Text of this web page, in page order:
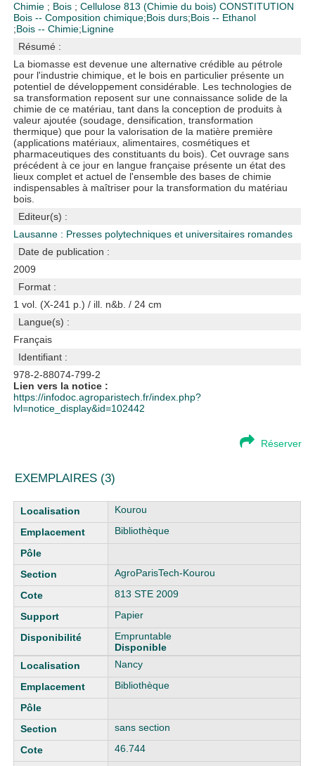
Chimie ; Bois ;Cellulose813 (Chimie du bois)CONSTITUTION
Bois -- Composition chimique;Bois durs;Bois -- Ethanol
;Bois -- Chimie;Lignine
Résumé :
La biomasse est devenue une alternative crédible au pétrole
pour l'industrie chimique, et le bois en particulier présente un
potentiel de développement considérable. Les technologies de
sa transformation reposent sur une connaissance solide de la
chimie de ce matériau, tant dans la conception de produits à
valeur ajoutée (soudage, densification, transformation
thermique) que pour la valorisation de la matière première
(applications matériaux, alimentaires, cosmétiques et
pharmaceutiques des constituants du bois). Cet ouvrage sans
précédent à ce jour en langue française présente un état des
lieux complet et actuel de l'ensemble des bases de chimie
indispensables à maîtriser pour la transformation du matériau
bois.
Editeur(s) :
Lausanne : Presses polytechniques et universitaires romandes
Date de publication :
2009
Format :
1 vol. (X-241 p.) / ill. n&b. / 24 cm
Langue(s) :
Français
Identifiant :
978-2-88074-799-2
Lien vers la notice :
https://infodoc.agroparistech.fr/index.php?
lvl=notice_display&id=102442
Réserver
EXEMPLAIRES (3)
Liste des exemplaires
Kourou
Bibliothèque
AgroParisTech-Kourou
813 STE 2009
Papier
Empruntable
Disponible
Nancy
Bibliothèque
sans section
46.744